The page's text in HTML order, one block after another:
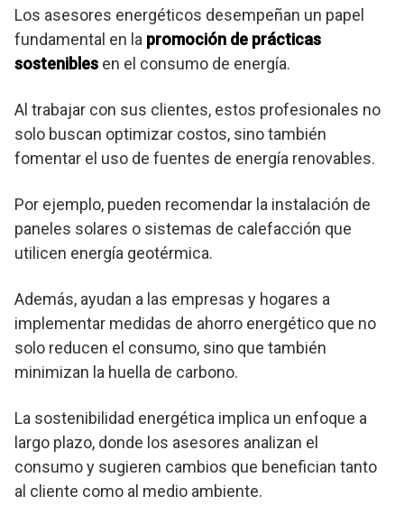
Los asesores energéticos desempeñan un papel
fundamental en la promoción de prácticas
sostenibles en el consumo de energía.
Al trabajar con sus clientes, estos profesionales no
solo buscan optimizar costos, sino también
fomentar el uso de fuentes de energía renovables.
Por ejemplo, pueden recomendar la instalación de
paneles solares o sistemas de calefacción que
utilicen energía geotérmica.
Además, ayudan a las empresas y hogares a
implementar medidas de ahorro energético que no
solo reducen el consumo, sino que también
minimizan la huella de carbono.
La sostenibilidad energética implica un enfoque a
largo plazo, donde los asesores analizan el
consumo y sugieren cambios que benefician tanto
al cliente como al medio ambiente.